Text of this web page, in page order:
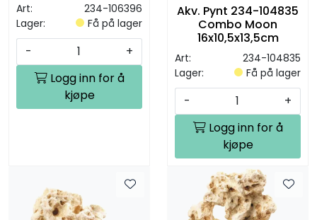
Art:
234-106396
Lager:
Få på lager
-
+
Logg inn for å
kjøpe
Akv. Pynt 234-104835
Combo Moon
16x10,5x13,5cm
Art:
234-104835
Lager:
Få på lager
-
+
Logg inn for å
kjøpe